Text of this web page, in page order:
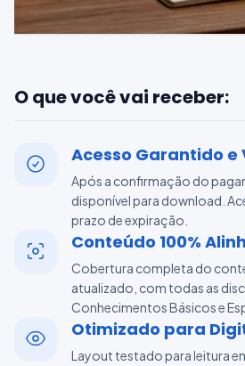
O que você vai receber:
Acesso Garantido e
Após a confirmação do
disponível para download.
prazo de expiração.
Conteúdo 100%
Cobertura completa do
atualizado, com todas as
Conhecimentos Básicos e
Otimizado para
Layout testado para leitura